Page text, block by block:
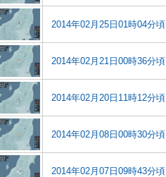
2014年02月25日01時04分頃
2014年02月21日00時36分頃
2014年02月20日11時12分頃
2014年02月08日00時30分頃
2014年02月07日09時43分頃